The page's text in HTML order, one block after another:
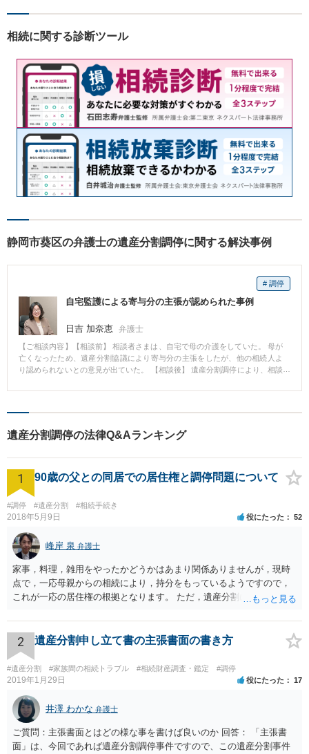
相続に関する診断ツール
静岡市葵区の弁護士の遺産分割調停に関する解決事例
# 調停
自宅監護による寄与分の主張が認められた事例
日吉 加奈恵 弁護士
【ご相談内容】【相談前】 相談者さまは、自宅で母の介護をしていた。 母が
亡くなったため、遺産分割協議により寄与分の主張をしたが、他の相続人よ
り認められないとの意見が出ていた。 【相談後】 遺産分割調停により、相談
張し、最終的にはすべての相続人が納得のうえで寄与分220万円を含む内容の
護をしている場合において特別な寄与があったとされるためには、監護状況
を詳細に主張する必要があります。 寄与分の主張をお考えの方は、一度弁護
遺産分割調停の法律Q&Aランキング
1 90歳の父との同居での居住権と調停問題について
#調停 #遺産分割 #相続手続き
2018年5月9日 役にたった 52
峰岸 泉 弁護士
家事，料理，雑用をやったかどうかはあまり関係ありませんが，現時
点で，一応母親からの相続により，持分をもっているようですので，
これが一応の居住権の根拠となります。 ただ，遺産分割により，母の
2 遺産分割申し立て書の主張書面の書き方
#遺産分割 #家族間の相続トラブル #相続財産調査・鑑定 #調停
2019年1月29日 役にたった 17
井澤 わかな 弁護士
ご質問：主張書面とはどの様な事を書けば良いのか 回答： 「主張書
面」は、今回であれば遺産分割調停事件ですので、この遺産分割事件